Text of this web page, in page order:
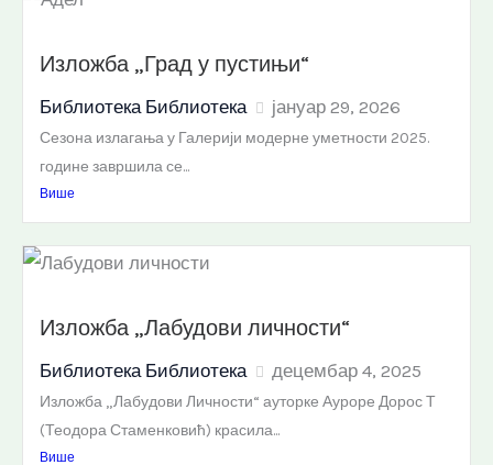
Изложба „Град у пустињи“
Библиотека Библиотека јануар 29, 2026
Сезона излагања у Галерији модерне уметности 2025.
године завршила се...
Више
Изложба „Лабудови личности“
Библиотека Библиотека децембар 4, 2025
Изложба „Лабудови Личности“ ауторке Ауроре Дорос Т
(Теодора Стаменковић) красила...
Више